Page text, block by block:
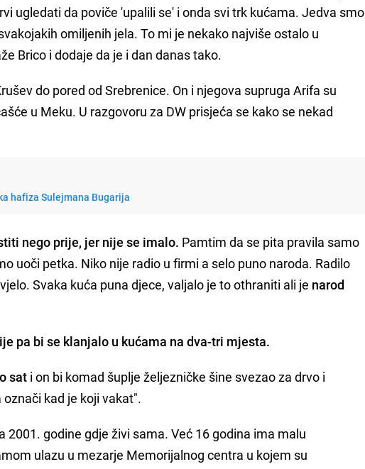
ugledati da poviče 'upalili se' i onda svi trk kućama. Jedva smo
omiljenih jela. To mi je nekako najviše ostalo u
Brico i dodaje da je i dan danas tako.
do pored od Srebrenice. On i njegova supruga Arifa su
u Meku. U razgovoru za DW prisjeća se kako se nekad
hafiza Sulejmana Bugarija
nego prije, jer nije se imalo. Pamtim da se pita pravila samo
uoči petka. Niko nije radio u firmi a selo puno naroda. Radilo
Svaka kuća puna djece, valjalo je to othraniti ali je narod
pa bi se klanjalo u kućama na dva-tri mjesta.
sat i on bi komad šuplje željezničke šine svezao za drvo i
kad je koji vakat".
2001. godine gdje živi sama. Već 16 godina ima malu
ulazu u mezarje Memorijalnog centra u kojem su